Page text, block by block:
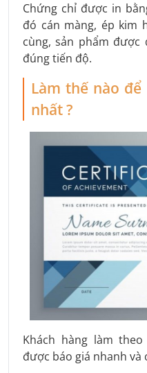
Chứng chỉ được in
đó cán màng, ép kim
cùng, sản phẩm được
đúng tiến độ.
Làm thế nào
nhất ?
Khách hàng làm
được báo giá nhanh và